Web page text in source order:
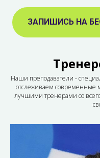
ЗАПИШИСЬ НА
Наши преподаватели -
отслеживаем современные
лучшими тренерами со